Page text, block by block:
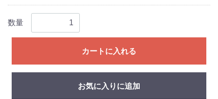
数量
カートに入れる
お気に入りに追加